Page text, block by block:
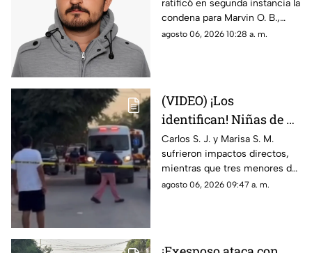
años y lo viola en
Chihuahua; así logró
escapar
ratificó en segunda instancia la
condena para Marvin O. B.,
quien agredió a un niño de 12
agosto 06, 2026 10:28 a. m.
(VIDEO) ¡Los
identifican! Niñas de 9
y 11 años y un
adolescente entre los
heridos de gravedad en
el ataque de esta
Carlos S. J. y Marisa S. M.
sufrieron impactos directos,
mientras que tres menores de
14, 11 y 9 años resultaron
agosto 06, 2026 09:47 a. m.